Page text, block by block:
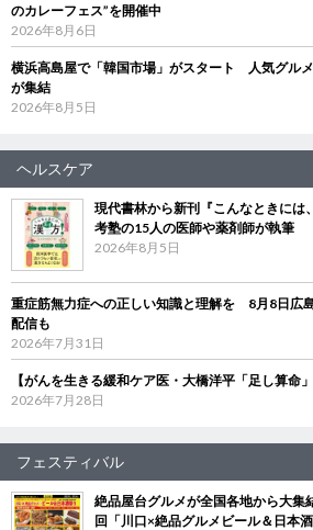
のカレーフェス”を開催中
2026年8月6日
横浜高島屋で「韓国市場」がスタート 人気グル
が集結
2026年8月5日
ヘルスケア
現代書林から新刊『こんなときに
考塾の15人の医師や薬剤師が執筆
2026年8月5日
重症筋無力症への正しい知識と理解を 8月8日広
配信も
2026年7月31日
【がんを生きる緩和ケア医・大橋洋平「足し算命
2026年7月28日
フェスティバル
絶品屋台グルメが全国各地から大
回「川口×絶品グルメビール＆日本